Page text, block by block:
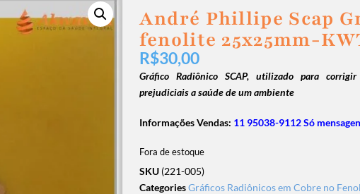
André Phillipe Scap
fenolite 25x25mm-
R$30,00
Gráfico Radiônico SCAP, utilizado para
prejudiciais a saúde de um ambiente
Informações Vendas: 11 95038-9112 Só
Fora de estoque
SKU (221-005)
CategoriesGráficos Radiônicos em Cobre no